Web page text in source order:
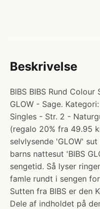
Beskrivelse
BIBS BIBS Rund
GLOW - Sage.
Singles - Str. 2 -
(regalo 20% fra 49.95
selvlysende 'GLOW'
barns nattesut 'BIBS
sengetid. Så lyser
famle rundt i sengen
Sutten fra BIBS er den
Dele af indholdet på